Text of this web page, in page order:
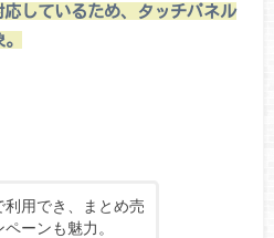
しているため、タッチパネル
用でき、まとめ売
ーンも魅力。